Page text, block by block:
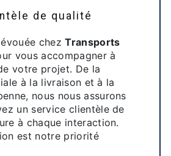
de qualité
chezTransports
vous accompagner à
votre projet. De la
à la livraison et à la
nous nous assurons
un service clientèle de
à chaque interaction.
est notre priorité